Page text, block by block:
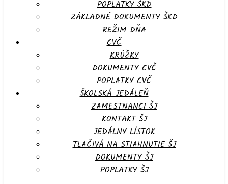
POPLATKY ŠKD
ZÁKLADNÉ DOKUMENTY ŠKD
REŽIM DŇA
CVČ
KRÚŽKY
DOKUMENTY CVČ
POPLATKY CVČ
ŠKOLSKÁ JEDÁLEŇ
ZAMESTNANCI ŠJ
KONTAKT ŠJ
JEDÁLNY LÍSTOK
TLAČIVÁ NA STIAHNUTIE ŠJ
DOKUMENTY ŠJ
POPLATKY ŠJ